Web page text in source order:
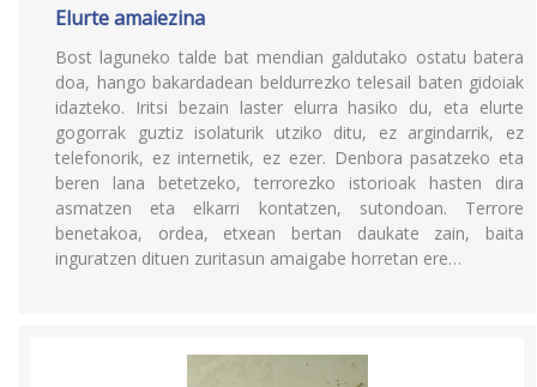
Elurte amaiezina
Bost laguneko talde bat mendian galdutako ostatu batera
doa, hango bakardadean beldurrezko telesail baten gidoiak
idazteko. Iritsi bezain laster elurra hasiko du, eta elurte
gogorrak guztiz isolaturik utziko ditu, ez argindarrik, ez
telefonorik, ez internetik, ez ezer. Denbora pasatzeko eta
beren lana betetzeko, terrorezko istorioak hasten dira
asmatzen eta elkarri kontatzen, sutondoan. Terrore
benetakoa, ordea, etxean bertan daukate zain, baita
inguratzen dituen zuritasun amaigabe horretan ere…